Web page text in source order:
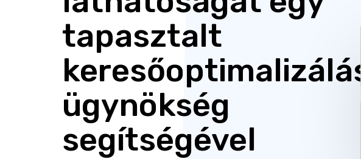
tapasztalt
keresőoptimalizálás
ügynökség
segítségével